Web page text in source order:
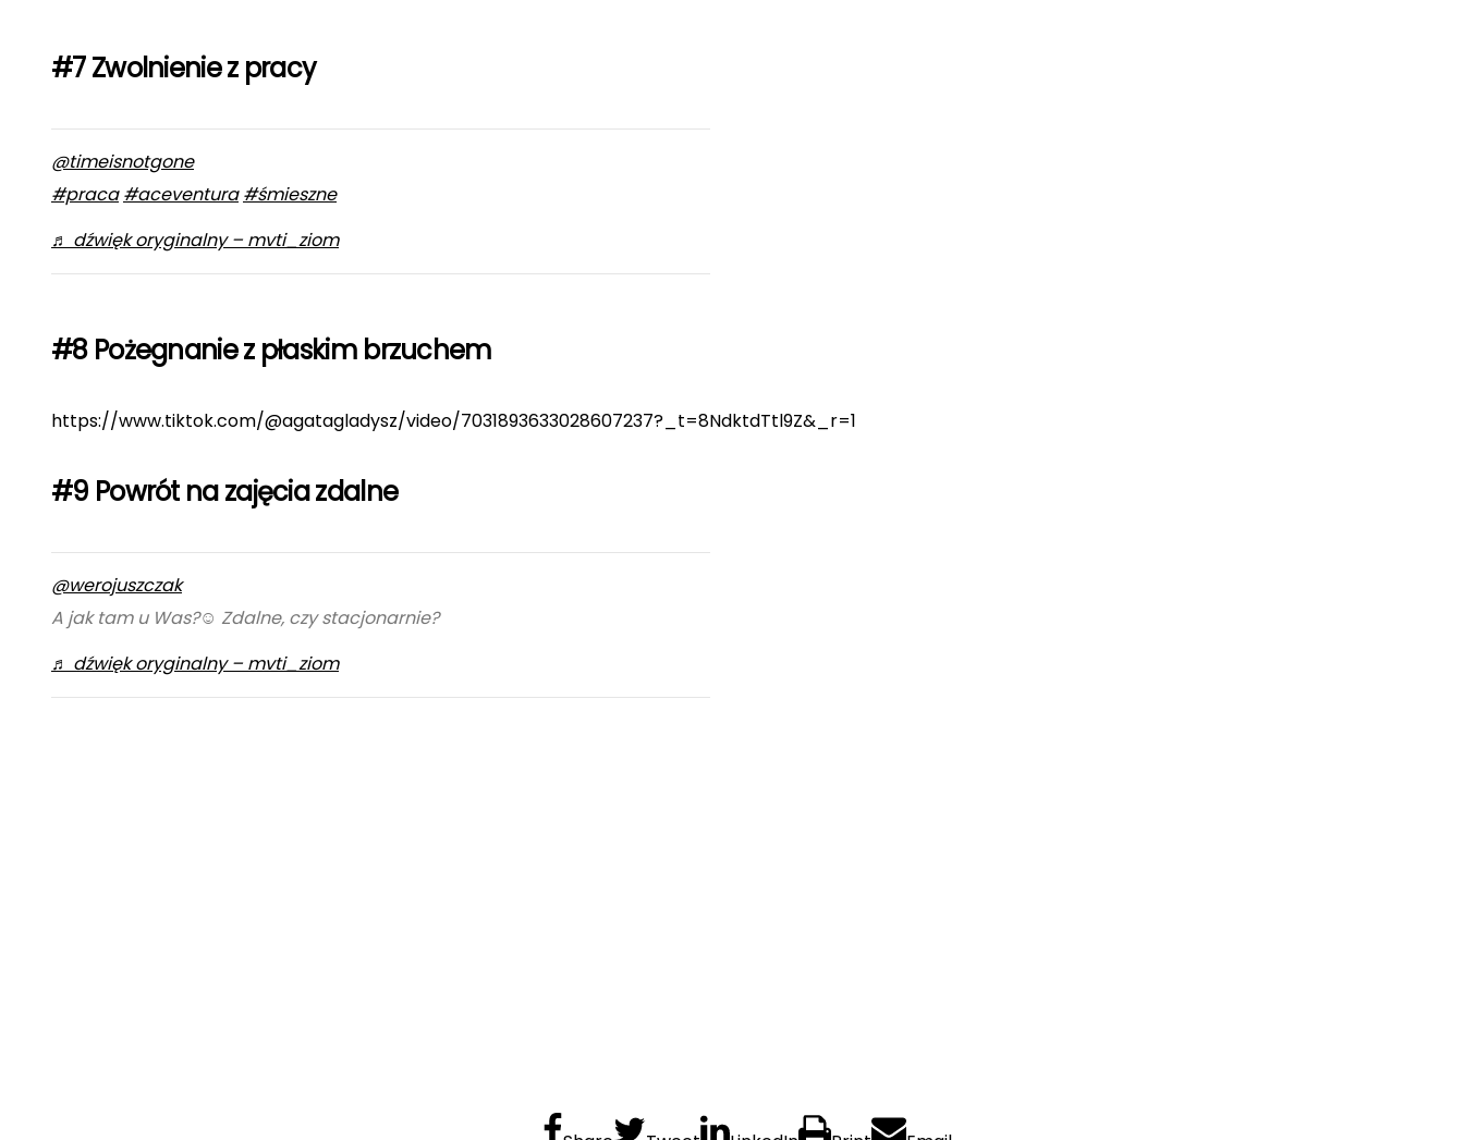
#7 Zwolnienie z pracy
@timeisnotgone
#praca #aceventura #śmieszne
♬ dźwięk oryginalny – mvti_ziom
#8 Pożegnanie z płaskim brzuchem
https://www.tiktok.com/@agatagladysz/video/7031893633028607237?_t=8NdktdTtl9Z&_r=1
#9 Powrót na zajęcia zdalne
@werojuszczak
A jak tam u Was?☺️ Zdalne, czy stacjonarnie?
♬ dźwięk oryginalny – mvti_ziom